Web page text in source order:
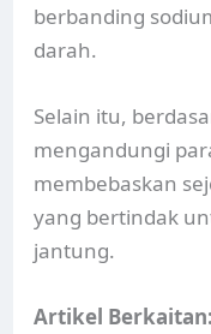
berbanding
darah.
Selain itu,
mengandungi
membebaskan
yang bertindak
jantung.
Artikel Berkaitan: